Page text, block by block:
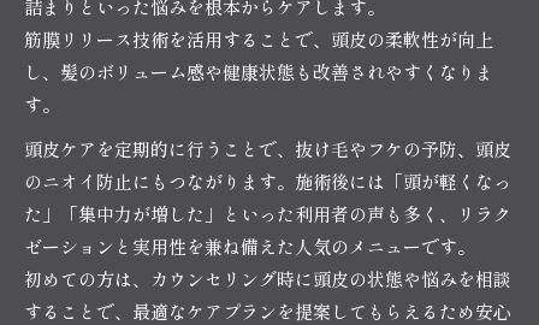
詰まりといった悩みを根本からケアします。
筋膜リリース技術を活用することで、頭皮の柔軟性が向上
し、髪のボリューム感や健康状態も改善されやすくなりま
す。
頭皮ケアを定期的に行うことで、抜け毛やフケの予防、頭皮
のニオイ防止にもつながります。施術後には「頭が軽くなっ
た」「集中力が増した」といった利用者の声も多く、リラク
ゼーションと実用性を兼ね備えた人気のメニューです。
初めての方は、カウンセリング時に頭皮の状態や悩みを相談
することで、最適なケアプランを提案してもらえるため安心